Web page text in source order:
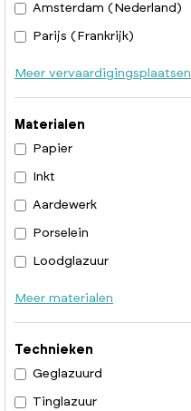
Amsterdam (Nederland)
Parijs (Frankrijk)
Meer vervaardigingsplaatsen
Materialen
Papier
Inkt
Aardewerk
Porselein
Loodglazuur
Meer materialen
Technieken
Geglazuurd
Tinglazuur